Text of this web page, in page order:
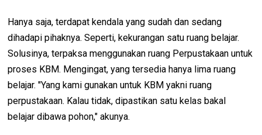
Hanya saja, terdapat kendala yang sudah dan sedang
dihadapi pihaknya. Seperti, kekurangan satu ruang belajar.
Solusinya, terpaksa menggunakan ruang Perpustakaan untuk
proses KBM. Mengingat, yang tersedia hanya lima ruang
belajar. "Yang kami gunakan untuk KBM yakni ruang
perpustakaan. Kalau tidak, dipastikan satu kelas bakal
belajar dibawa pohon," akunya.